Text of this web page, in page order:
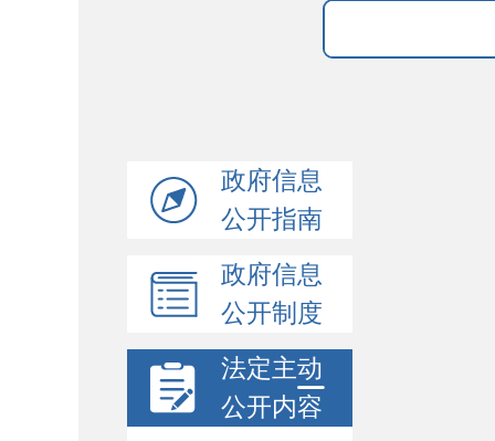
政府信息
公开指南
政府信息
公开制度
法定主动
公开内容